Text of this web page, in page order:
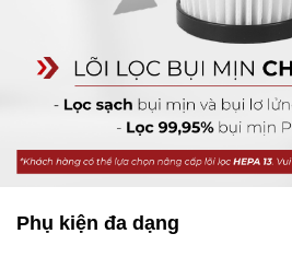
Phụ kiện đa dạng